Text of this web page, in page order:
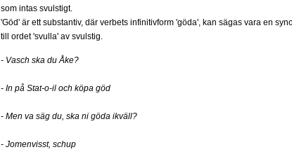
som intas svulstigt.
'Göd' är ett substantiv, där verbets infinitivform 'göda', kan sägas vara en
till ordet 'svulla' av svulstig.
- Vasch ska du Åke?
- In på Stat-o-il och köpa göd
- Men va säg du, ska ni göda ikväll?
- Jomenvisst, schup